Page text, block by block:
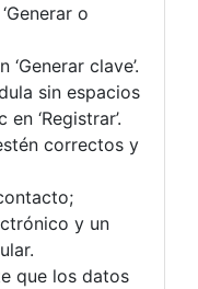
o
clave’.
sin espacios
‘Registrar’.
correctos y
y un
que los datos